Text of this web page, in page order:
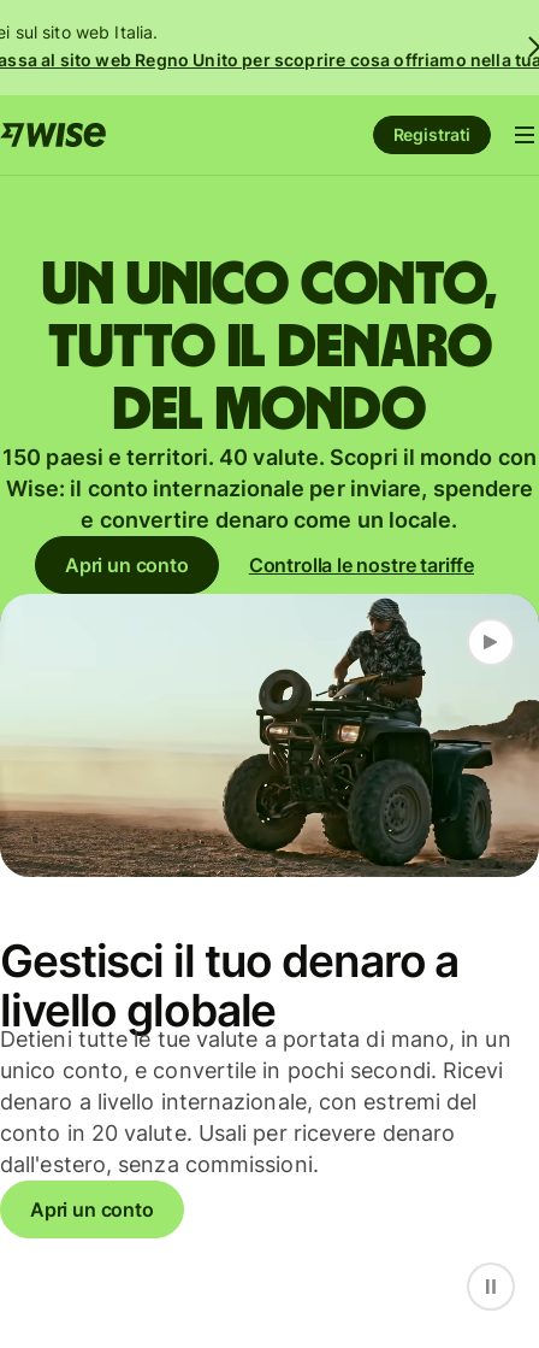
sul sito web Italia.
al sito web Regno Unito per scoprire cosa offriamo nella
Registrati
Un unico conto,
tutto il denaro
del mondo
150 paesi e territori. 40 valute. Scopri il mondo con
Wise: il conto internazionale per inviare, spendere
e convertire denaro come un locale.
Apri un conto Controlla le nostre tariffe
Gestisci il tuo denaro a
livello globale
Detieni tutte le tue valute a portata di mano, in un
unico conto, e convertile in pochi secondi. Ricevi
denaro a livello internazionale, con estremi del
conto in 20 valute. Usali per ricevere denaro
dall'estero, senza commissioni.
Apri un conto